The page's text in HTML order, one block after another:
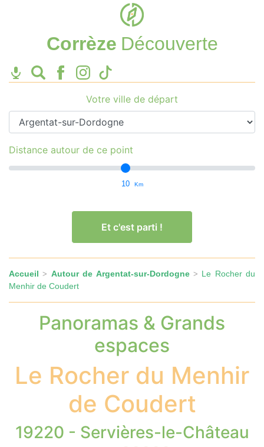
Corrèze Découverte
Votre ville de départ
Distance autour de ce point
10 Km
Et c'est parti !
Accueil > Autour de Argentat-sur-Dordogne> Le Rocher du
Menhir de Coudert
Panoramas & Grands
espaces
Le Rocher du Menhir
de Coudert
19220 - Servières-le-Château